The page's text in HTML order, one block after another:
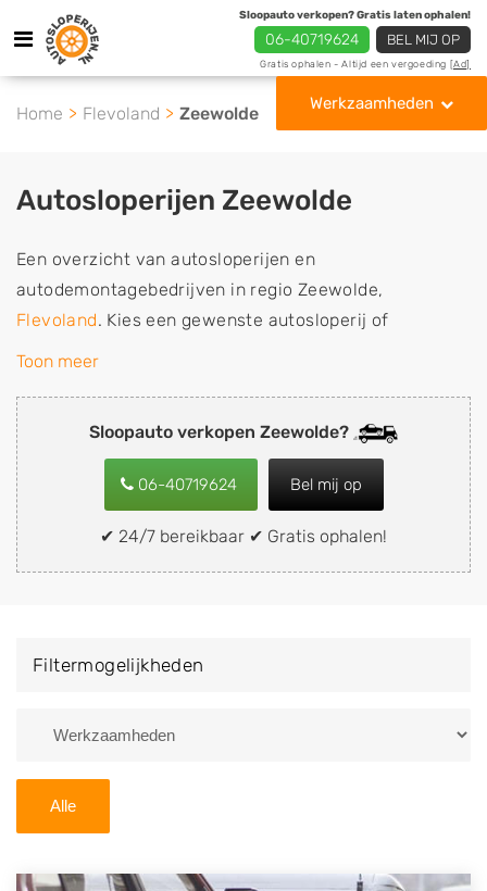
Sloopauto verkopen? Gratis laten ophalen!
06-40719624 BEL MIJ OP
Gratis ophalen - Altijd een vergoeding [Ad]
Werkzaamheden
Home Flevoland Zeewolde
Sloopauto verkopen Zeewolde?
06-40719624 Bel mij op
✔ 24/7 bereikbaar ✔ Gratis ophalen!
Autosloperijen Zeewolde
Een overzicht van autosloperijen en
autodemontagebedrijven in regio Zeewolde,
Flevoland. Kies een gewenste autosloperij of
autosloop uit de lijst die gespecialiseerd is in de
onderdelen of in de inkoop van sloopauto's,
schadeauto's en tweedehands auto's (ook zonder apk
keuring). Wilt u uw auto, camper, vrachtwagen, motor
of brommobiel snel en eenvoudig verkopen aan een
demontagebedrijf in de buurt, deze zelf wegbrengen
naar de sloop of deze liever laten ophalen op een
van Zeewolde en ontvang een vergoeding voor uw
Zoekt u liever naar een sloperij in een andere plaats of
U kunt er ook voor kiezen om direct uw sloopauto te
Toon meer
Filtermogelijkheden
Alle